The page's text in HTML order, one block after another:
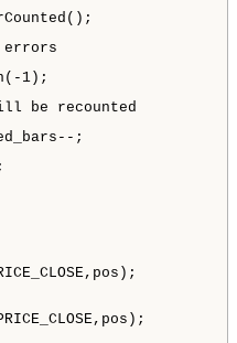
1);
be recounted
;